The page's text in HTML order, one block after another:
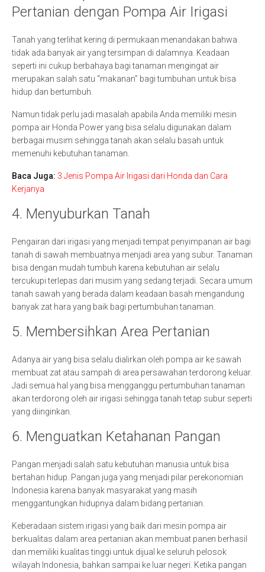
Pertanian dengan Pompa Air Irigasi
Tanah yang terlihat kering di permukaan menandakan bahwa
tidak ada banyak air yang tersimpan di dalamnya. Keadaan
seperti ini cukup berbahaya bagi tanaman mengingat air
merupakan salah satu “makanan” bagi tumbuhan untuk bisa
hidup dan bertumbuh.
Namun tidak perlu jadi masalah apabila Anda memiliki mesin
pompa air Honda Power yang bisa selalu digunakan dalam
berbagai musim sehingga tanah akan selalu basah untuk
memenuhi kebutuhan tanaman.
Baca Juga: 3 Jenis Pompa Air Irigasi dari Honda dan Cara
Kerjanya
4. Menyuburkan Tanah
Pengairan dari irigasi yang menjadi tempat penyimpanan air bagi
tanah di sawah membuatnya menjadi area yang subur. Tanaman
bisa dengan mudah tumbuh karena kebutuhan air selalu
tercukupi terlepas dari musim yang sedang terjadi. Secara umum
tanah sawah yang berada dalam keadaan basah mengandung
banyak zat hara yang baik bagi pertumbuhan tanaman.
5. Membersihkan Area Pertanian
Adanya air yang bisa selalu dialirkan oleh pompa air ke sawah
membuat zat atau sampah di area persawahan terdorong keluar.
Jadi semua hal yang bisa mengganggu pertumbuhan tanaman
akan terdorong oleh air irigasi sehingga tanah tetap subur seperti
yang diinginkan.
6. Menguatkan Ketahanan Pangan
Pangan menjadi salah satu kebutuhan manusia untuk bisa
bertahan hidup. Pangan juga yang menjadi pilar perekonomian
Indonesia karena banyak masyarakat yang masih
menggantungkan hidupnya dalam bidang pertanian.
Keberadaan sistem irigasi yang baik dari mesin pompa air
berkualitas dalam area pertanian akan membuat panen berhasil
dan memiliki kualitas tinggi untuk dijual ke seluruh pelosok
wilayah Indonesia, bahkan sampai ke luar negeri. Ketika pangan